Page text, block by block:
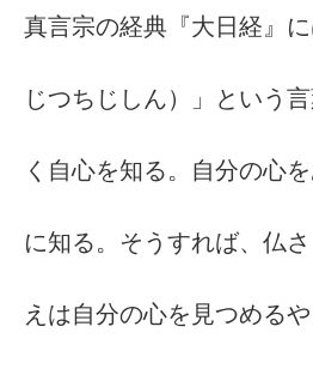
真言宗の経典『大日経』
じつちじしん）」という
く自心を知る。自分の心
に知る。そうすれば、仏
えは自分の心を見つめるや